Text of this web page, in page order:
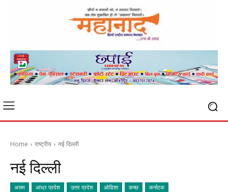
Home राष्ट्रीय नई दिल्ली
नई दिल्ली
असम आंध्र प्रदेश उत्तर प्रदेश ओडिशा कच्छ कर्नाटक